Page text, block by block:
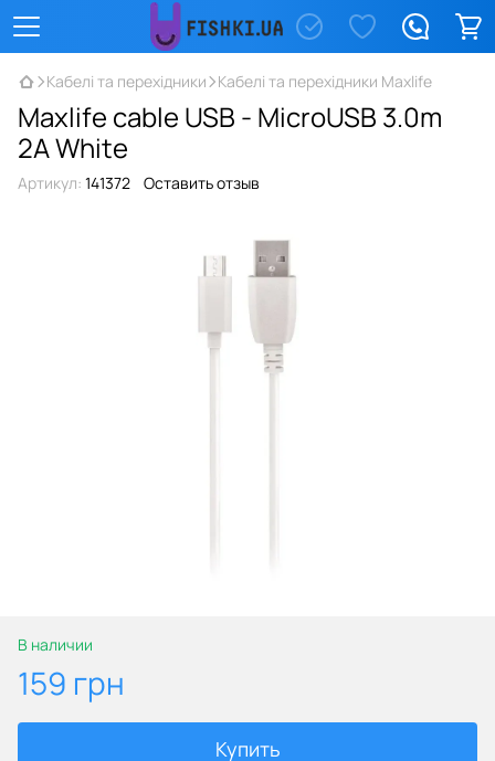
Кабелі та перехідники Кабелі та перехідники Maxlife
Maxlife cable USB - MicroUSB 3.0m
2A White
Артикул: 141372 Оставить отзыв
В наличии
159 грн
Купить